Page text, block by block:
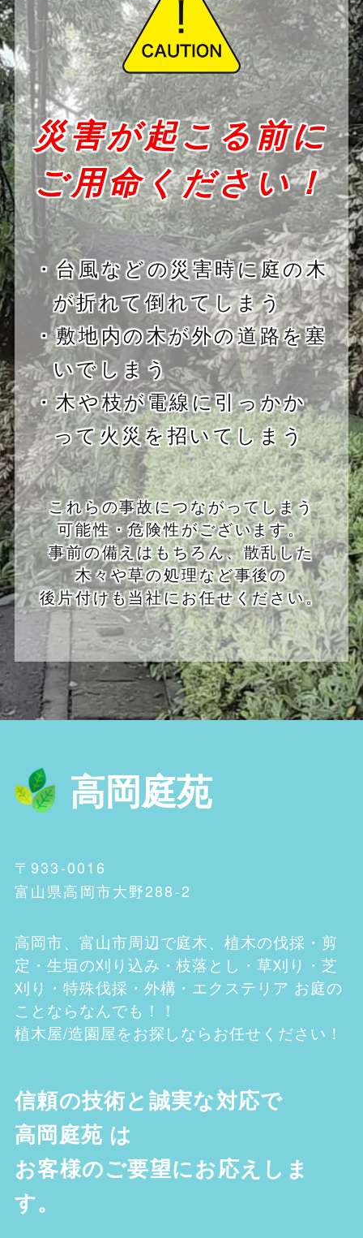
災害が起こる前に
ご用命ください！
・台風などの災害時に庭の木
が折れて倒れてしまう
・敷地内の木が外の道路を塞
いでしまう
・木や枝が電線に引っかか
って火災を招いてしまう
これらの事故につながってしまう
可能性・危険性がございます。
事前の備えはもちろん、散乱した
木々や草の処理など事後の
後片付けも当社にお任せください。
高岡庭苑
〒933-0016
富山県高岡市大野288-2
高岡市、富山市周辺で庭木、植木の伐採・剪
定・生垣の刈り込み・枝落とし・草刈り・芝
刈り・特殊伐採・外構・エクステリア お庭の
ことならなんでも！！
植木屋/造園屋をお探しならお任せください！
信頼の技術と誠実な対応で
高岡庭苑 は
お客様のご要望にお応えしま
す。